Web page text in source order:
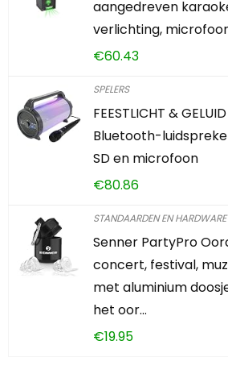
aangedreven
verlichting,
€60.43
SPELERS
FEESTLICHT &
Bluetooth-
SD en microfoon
€80.86
STANDAARDEN EN HARDWARE
Senner PartyPro
concert, festival,
met aluminium
het oor…
€19.95